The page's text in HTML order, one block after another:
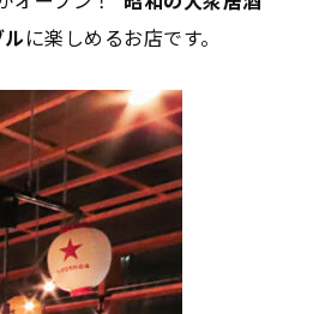
ルに楽しめるお店です。